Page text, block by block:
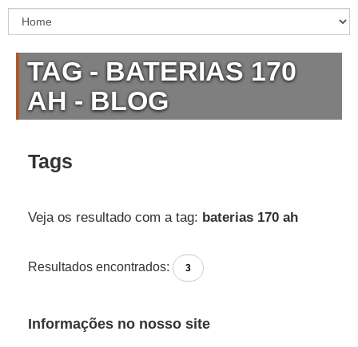
TAG - BATERIAS 170
AH - BLOG
Tags
Veja os resultado com a tag: baterias 170 ah
Resultados encontrados: 3
Informações no nosso site